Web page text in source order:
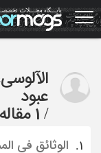
Skip
to
main
عبود
/ 1 مقاله
1. الوثائق فی